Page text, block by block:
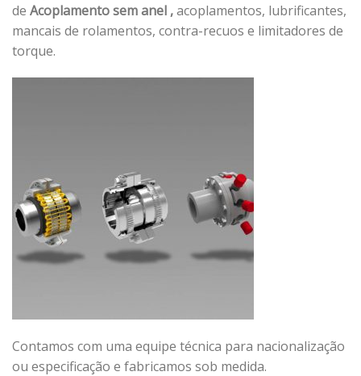
de Acoplamento sem anel ,acoplamentos, lubrificantes,
mancais de rolamentos, contra-recuos e limitadores de
torque.
Contamos com uma equipe técnica para nacionalização
ou especificação e fabricamos sob medida.